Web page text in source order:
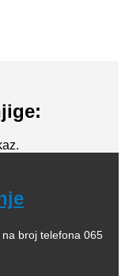
broj telefona 065